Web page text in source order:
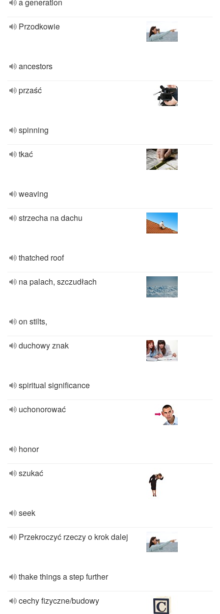
Przodkowie
ancestors
przaść
spinning
tkać
weaving
strzecha na dachu
thatched roof
na palach, szczudłach
on stilts,
duchowy znak
spiritual significance
uchonorować
honor
szukać
seek
Przekroczyć rzeczy o krok dalej
thake things a step further
cechy fizyczne/budowy